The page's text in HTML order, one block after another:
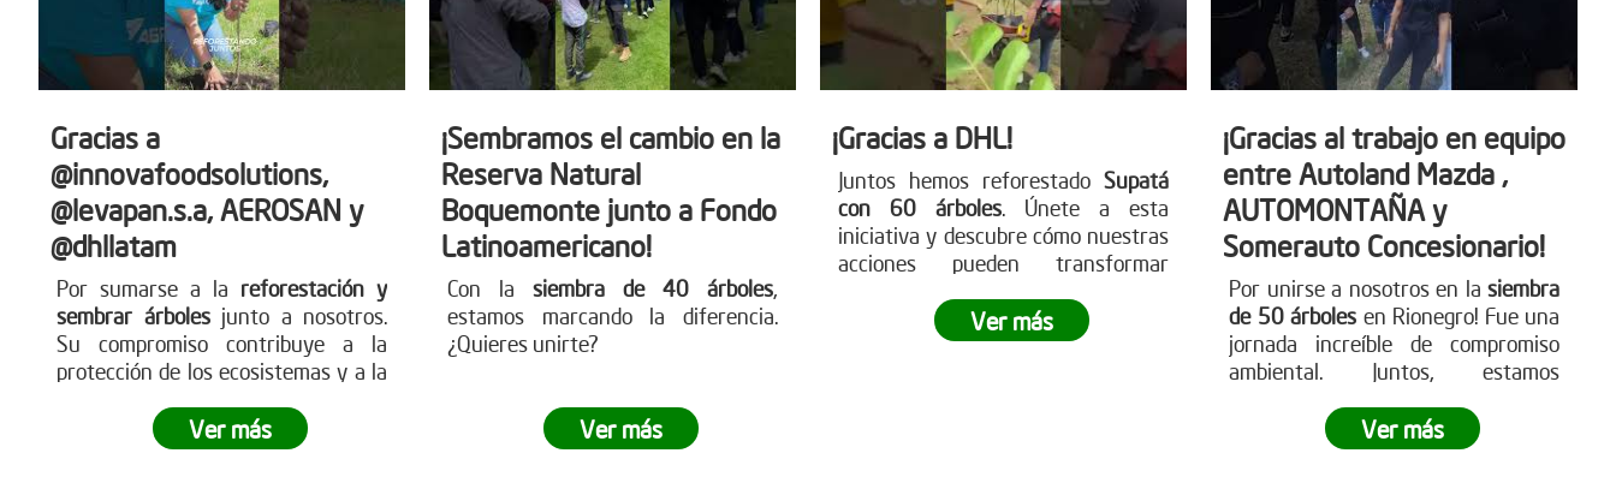
Gracias a
@innovafoodsolutions,
@levapan.s.a, AEROSAN y
@dhllatam
Por sumarse a la reforestación y
sembrar árbolesjunto a nosotros.
Su compromiso contribuye a la
protección de los ecosistemas y a la
sostenible para todos.
sembrando juntos y haciendo crecer
Ver más
¡Sembramos el cambio en la
Reserva Natural
Boquemonte junto a Fondo
Latinoamericano!
Con la siembra de 40 árboles,
estamos marcando la diferencia.
¿Quieres unirte?
Ver más
¡Gracias a DHL!
Juntos hemos reforestado Supatá
con 60 árboles. Únete a esta
iniciativa y descubre cómo nuestras
acciones pueden transformar
Ver más
¡Gracias al trabajo en equipo
entre Autoland Mazda ,
AUTOMONTAÑA y
Somerauto Concesionario!
Por unirse a nosotros en la siembra
de 50 árboles en Rionegro! Fue una
jornada increíble de compromiso
ambiental. Juntos, estamos
cabo una reforestación impactante
¿Te sumas a este movimiento
Ver más